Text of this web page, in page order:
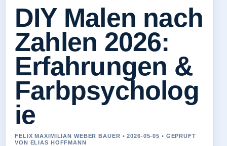
DIY Malen nach
Zahlen 2026:
Erfahrungen &
Farbpsycholog
ie
FELIX MAXIMILIAN WEBER BAUER • 2026-05-05 • GEPRUFT
VON ELIAS HOFFMANN